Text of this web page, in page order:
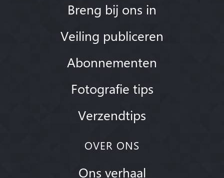
Breng bij ons in
Veiling publiceren
Abonnementen
Fotografie tips
Verzendtips
OVER ONS
Ons verhaal